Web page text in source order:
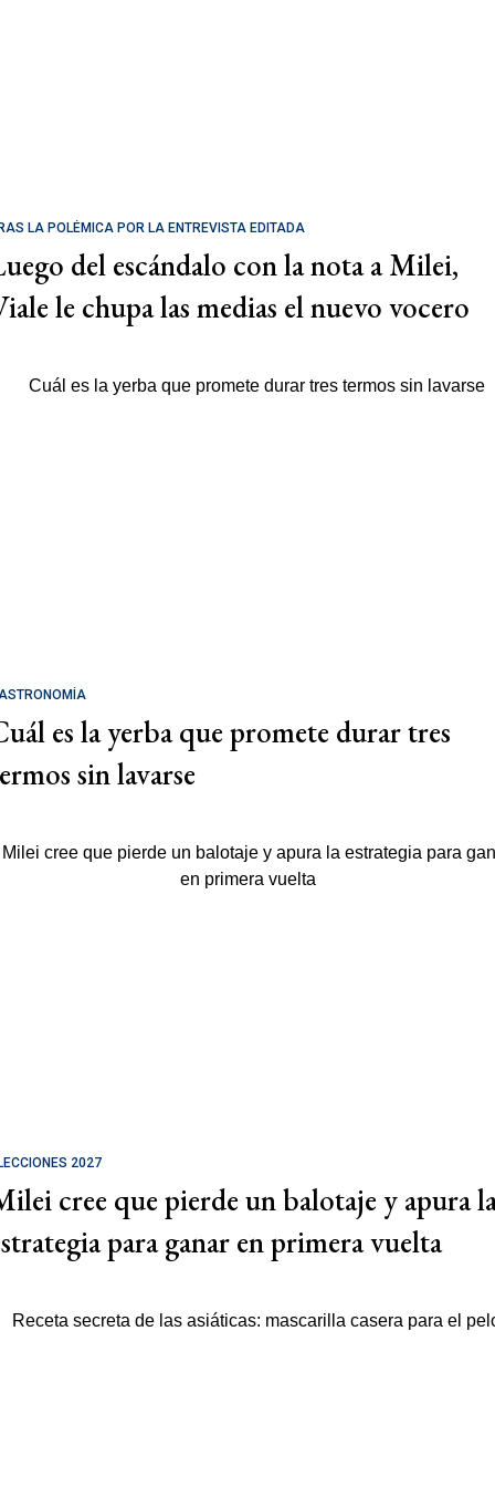
LA POLÉMICA POR LA ENTREVISTA EDITADA
del escándalo con la nota a Milei,
le chupa las medias el nuevo vocero
es la yerba que promete durar tres
sin lavarse
2027
cree que pierde un balotaje y apura
para ganar en primera vuelta